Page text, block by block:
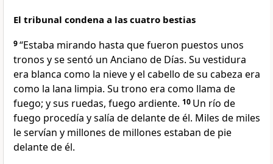
El tribunal condena a las cuatro bestias
9“Estaba mirando hasta que fueron puestos unos
tronos y se sentó un Anciano de Días. Su vestidura
era blanca como la nieve y el cabello de su cabeza era
como la lana limpia. Su trono era como llama de
fuego; y sus ruedas, fuego ardiente. 10 Un río de
fuego procedía y salía de delante de él. Miles de miles
le servían y millones de millones estaban de pie
delante de él.